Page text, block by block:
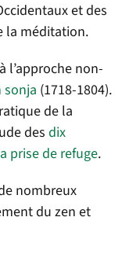
et des
la méditation.
l’approche non-
sonja (1718-1804).
de la
des dix
prise de refuge.
nombreux
du zen et